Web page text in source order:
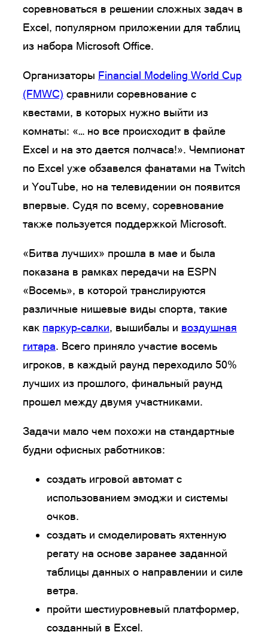
соревноваться в решении сложных задач в
Excel, популярном приложении для таблиц
из набора Microsoft Office.
Организаторы Financial Modeling World Cup
(FMWC) сравнили соревнование с
квестами, в которых нужно выйти из
комнаты: «… но все происходит в файле
Excel и на это дается полчаса!». Чемпионат
по Excel уже обзавелся фанатами на Twitch
и YouTube, но на телевидении он появится
впервые. Судя по всему, соревнование
также пользуется поддержкой Microsoft.
«Битва лучших» прошла в мае и была
показана в рамках передачи на ESPN
«Восемь», в которой транслируются
различные нишевые виды спорта, такие
как паркур-салки, вышибалы и воздушная
гитара. Всего приняло участие восемь
игроков, в каждый раунд переходило 50%
лучших из прошлого, финальный раунд
прошел между двумя участниками.
Задачи мало чем похожи на стандартные
будни офисных работников:
создать игровой автомат с
использованием эмоджи и системы
очков.
создать и смоделировать яхтенную
регату на основе заранее заданной
таблицы данных о направлении и силе
ветра.
пройти шестиуровневый платформер,
созданный в Excel.